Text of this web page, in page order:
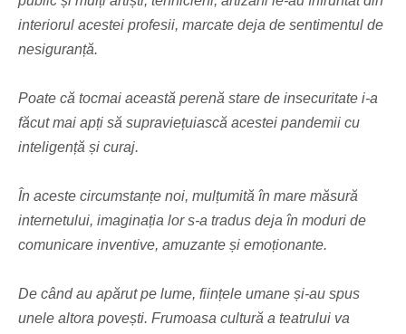
interiorul acestei profesii, marcate deja de sentimentul de
nesiguranță.
Poate că tocmai această perenă stare de insecuritate i-a
făcut mai apți să supraviețuiască acestei pandemii cu
inteligență și curaj.
În aceste circumstanțe noi, mulțumită în mare măsură
internetului, imaginația lor s-a tradus deja în moduri de
comunicare inventive, amuzante și emoționante.
De când au apărut pe lume, ființele umane și-au spus
unele altora povești. Frumoasa cultură a teatrului va